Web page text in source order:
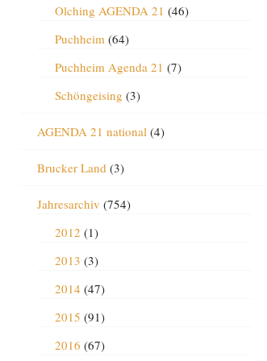
Olching AGENDA 21 (46)
Puchheim(64)
Puchheim Agenda 21 (7)
Schöngeising (3)
AGENDA 21 national(4)
Brucker Land (3)
Jahresarchiv (754)
2012 (1)
2013 (3)
2014 (47)
2015 (91)
2016 (67)